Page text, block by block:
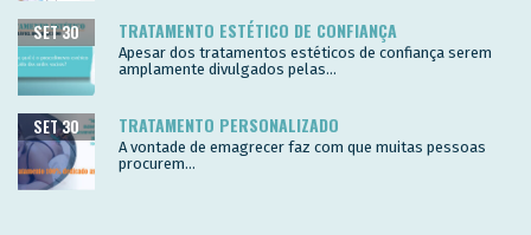
TRATAMENTO ESTÉTICO DE CONFIANÇA
SET 30
Apesar dos tratamentos estéticos de confiança serem
amplamente divulgados pelas...
TRATAMENTO PERSONALIZADO
SET 30
A vontade de emagrecer faz com que muitas pessoas
procurem...